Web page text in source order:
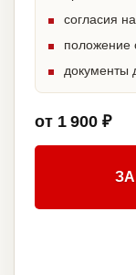
согласия
положение
документы
от 1 900 ₽